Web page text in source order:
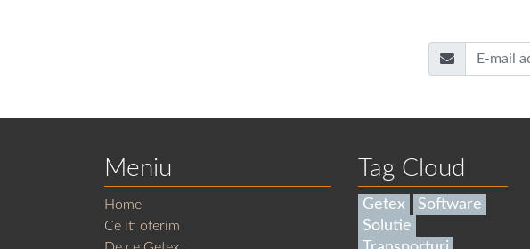
Meniu
Home
Ce iti oferim
Tag Cloud
Getex
Software
Solutie